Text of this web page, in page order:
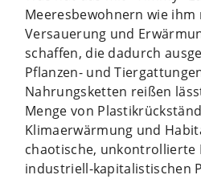
Meeresbewohnern wie ihm
Versauerung und
schaffen, die dadurch
Pflanzen- und
Nahrungsketten reißen
Menge von
Klimaerwärmung und
chaotische, unkontrollierte
industriell-kapitalistischen